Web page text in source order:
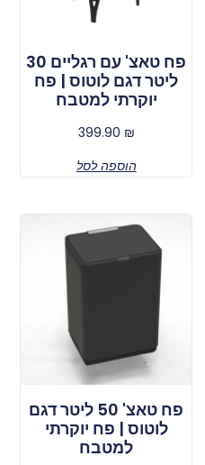
פח טאצ' עם רגליים 30
ליטר דגם לוטוס | פח
יוקרתי למטבח
399.90 ₪
הוספה לסל
פח טאצ' 50 ליטר דגם
לוטוס | פח יוקרתי
למטבח